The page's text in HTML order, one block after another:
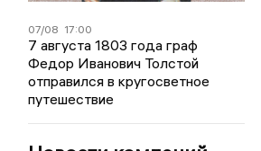
07/08 17:00
7 августа 1803 года граф
Федор Иванович Толстой
отправился в кругосветное
путешествие